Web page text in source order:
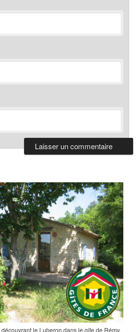
le Luberon dans le gîte de Rémy.